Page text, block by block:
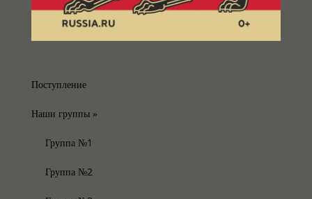
Поступление
Наши группы»
Группа №1
Группа №2